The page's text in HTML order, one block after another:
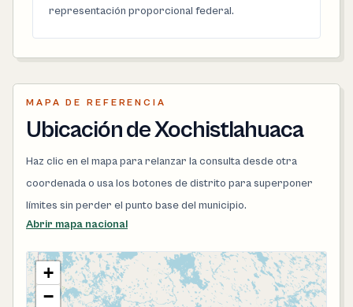
representación proporcional federal.
MAPA DE REFERENCIA
Ubicación de Xochistlahuaca
Haz clic en el mapa para relanzar la consulta desde otra
coordenada o usa los botones de distrito para superponer
límites sin perder el punto base del municipio.
Abrir mapa nacional
+
−